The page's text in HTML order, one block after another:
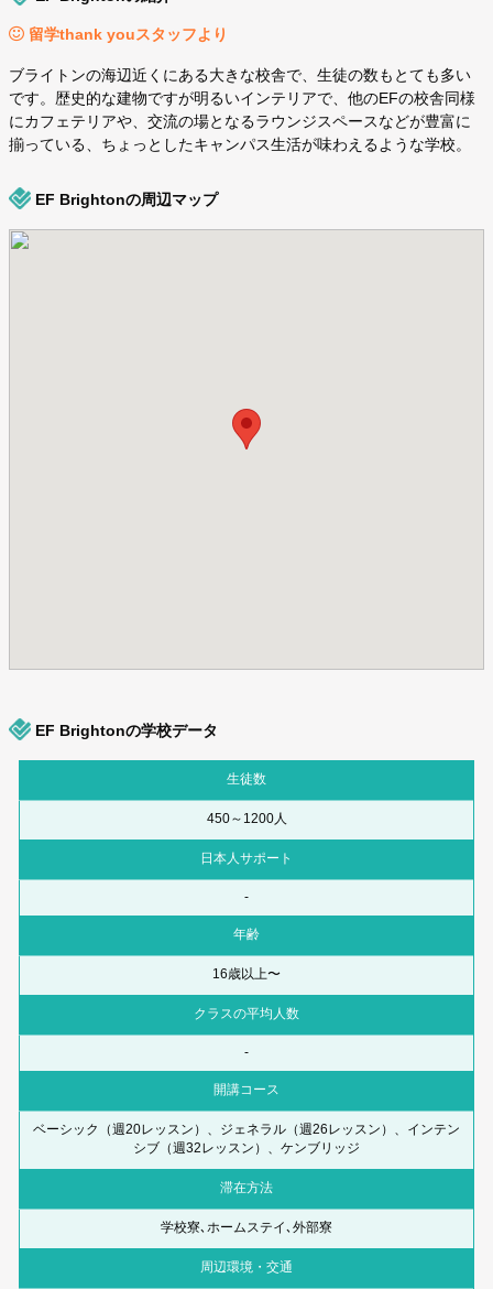
留学thank youスタッフより
ブライトンの海辺近くにある大きな校舎で、生徒の数もとても多い
です。歴史的な建物ですが明るいインテリアで、他のEFの校舎同様
にカフェテリアや、交流の場となるラウンジスペースなどが豊富に
揃っている、ちょっとしたキャンパス生活が味わえるような学校。
EF Brightonの周辺マップ
EF Brightonの学校データ
生徒数
450～1200人
日本人サポート
-
年齢
16歳以上〜
クラスの平均人数
-
開講コース
ベーシック（週20レッスン）、ジェネラル（週26レッスン）、インテン
シブ（週32レッスン）、ケンブリッジ
滞在方法
学校寮､ホームステイ､外部寮
周辺環境・交通